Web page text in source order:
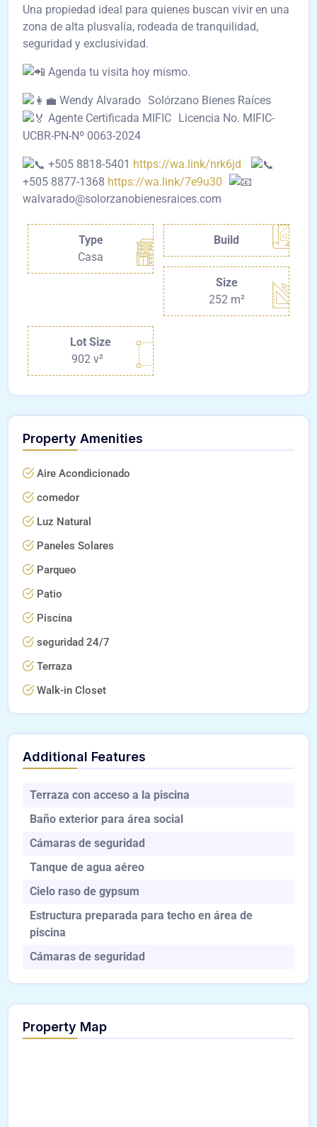
Una propiedad ideal para quienes buscan vivir en una
zona de alta plusvalía, rodeada de tranquilidad,
seguridad y exclusividad.
Agenda tu visita hoy mismo.
Wendy Alvarado Solórzano Bienes Raíces
Agente Certificada MIFIC Licencia No. MIFIC-
UCBR-PN-Nº 0063-2024
+505 8818-5401 https://wa.link/nrk6jd
+505 8877-1368 https://wa.link/7e9u30
walvarado@solorzanobienesraices.com
Type
Casa
Build
Size
252 m²
Lot Size
902 v²
Property Amenities
Aire Acondicionado
comedor
Luz Natural
Paneles Solares
Parqueo
Patio
Piscina
seguridad 24/7
Terraza
Walk-in Closet
Additional Features
Terraza con acceso a la piscina
Baño exterior para área social
Cámaras de seguridad
Tanque de agua aéreo
Cielo raso de gypsum
Estructura preparada para techo en área de
piscina
Cámaras de seguridad
Property Map